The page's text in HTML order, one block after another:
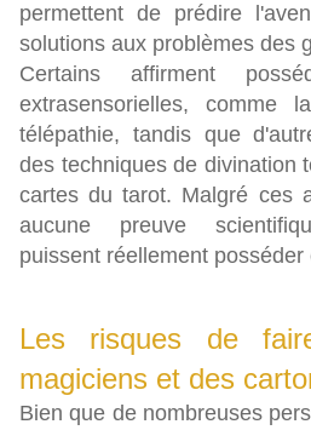
permettent de prédire
solutions aux problèmes des
Certains affirment
extrasensorielles, comme
télépathie, tandis que
des techniques de divination
cartes du tarot. Malgré ces
aucune preuve
puissent réellement posséder
Les risques de
magiciens et des
Bien que de nombreuses